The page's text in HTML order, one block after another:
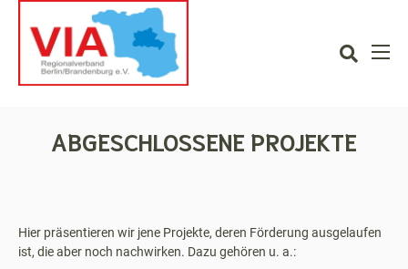
Response to End
Inequalities
Mi-Health HIV
Wir reden drüber!
Psychische
Berlin
(BBM)
ABGESCHLOSSENE PROJEKTE
Hier präsentieren wir jene Projekte, deren Förderung ausgelaufen
ist, die aber noch nachwirken. Dazu gehören u. a.: